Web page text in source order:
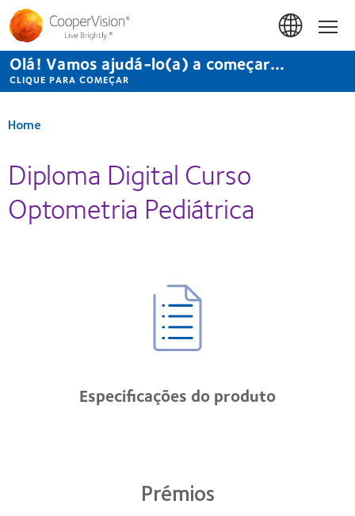
Passar
para
conteúdo
principal
Início
Olá! Vamos ajudá-lo(a) a começar...
CLIQUE PARA COMEÇAR
Home
Diploma Digital Curso
Optometria Pediátrica
Especificações do produto
Prémios